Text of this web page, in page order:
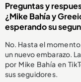
Preguntas y
¿Mike Bahía y
esperando su
No. Hasta el
un nuevo embarazo.
por Mike Bahía en
sus seguidores.